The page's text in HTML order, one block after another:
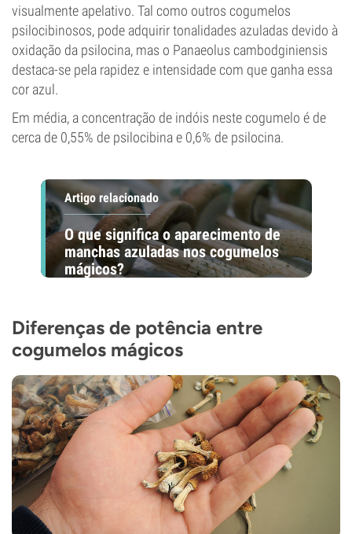
visualmente apelativo. Tal como outros cogumelos
psilocibinosos, pode adquirir tonalidades azuladas devido à
oxidação da psilocina, mas o Panaeolus cambodginiensis
destaca-se pela rapidez e intensidade com que ganha essa
cor azul.
Em média, a concentração de indóis neste cogumelo é de
cerca de 0,55% de psilocibina e 0,6% de psilocina.
Artigo relacionado
O que significa o aparecimento de
manchas azuladas nos cogumelos
mágicos?
Diferenças de potência entre
cogumelos mágicos